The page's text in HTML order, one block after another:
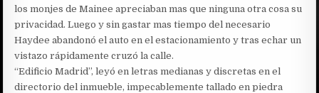
los monjes de Mainee apreciaban mas que ninguna otra cosa su
privacidad. Luego y sin gastar mas tiempo del necesario
Haydee abandonó el auto en el estacionamiento y tras echar un
vistazo rápidamente cruzó la calle.
“Edificio Madrid”, leyó en letras medianas y discretas en el
directorio del inmueble, impecablemente tallado en piedra